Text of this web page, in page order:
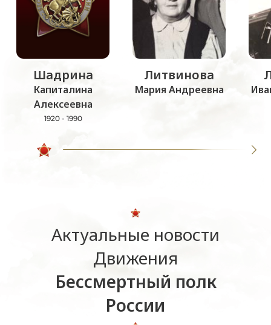
Шадрина
Капиталина
Алексеевна
1920 - 1990
Литвинова
Мария Андреевна
Актуальные новости
Движения
Бессмертный полк
России